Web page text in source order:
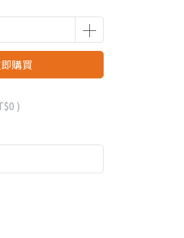
購買
)